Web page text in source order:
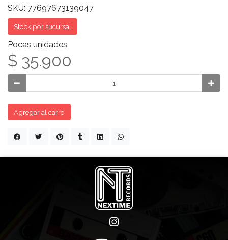
SKU: 77697673139047
Stock por sucursal
Pocas unidades.
$ 35.900
Agregar al carro